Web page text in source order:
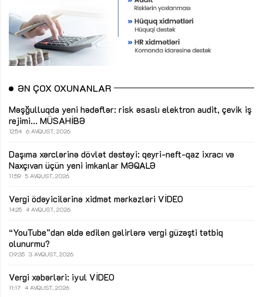
ƏN ÇOX OXUNANLAR
Məşğulluqda yeni hədəflər: risk əsaslı elektron audit, çevik iş
rejimi... MÜSAHİBƏ
12:54 6 AVQUST, 2026
Daşıma xərclərinə dövlət dəstəyi: qeyri-neft-qaz ixracı və
Naxçıvan üçün yeni imkanlar MƏQALƏ
11:59 5 AVQUST, 2026
Vergi ödəyicilərinə xidmət mərkəzləri VİDEO
14:25 4 AVQUST, 2026
“YouTube”dan əldə edilən gəlirlərə vergi güzəşti tətbiq
olunurmu?
09:35 3 AVQUST, 2026
Vergi xəbərləri: iyul VİDEO
11:17 4 AVQUST, 2026